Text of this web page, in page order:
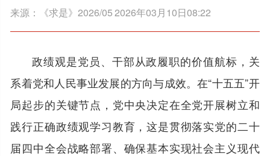
来源：
《求是》2026/052026年03月10日08:22
政绩观是党员、干部从政履职的价值航标，关
系着党和人民事业发展的方向与成效。在“十五五”开
局起步的关键节点，党中央决定在全党开展树立和
践行正确政绩观学习教育，这是贯彻落实党的二十
届四中全会战略部署、确保基本实现社会主义现代